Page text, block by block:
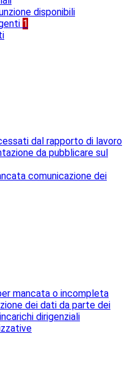
disponibili
1
dal rapporto di lavoro
da pubblicare sul
comunicazione dei
mancata o incompleta
dei dati da parte dei
dirigenziali